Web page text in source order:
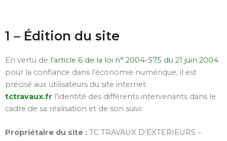
1 – Édition du site
En vertu de l’article 6 de la loi n° 2004-575 du 21 juin 2004
pour la confiance dans l’économie numérique, il est
précisé aux utilisateurs du site internet
tctravaux.fr l’identité des différents intervenants dans le
cadre de sa réalisation et de son suivi:
Propriétaire du site : TC TRAVAUX D’EXTERIEURS –